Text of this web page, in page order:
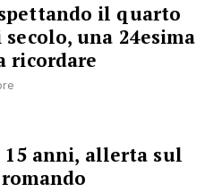
il quarto
secolo, una 24esima
ricordare
anni, allerta sul